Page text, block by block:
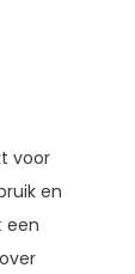
voor
en
een